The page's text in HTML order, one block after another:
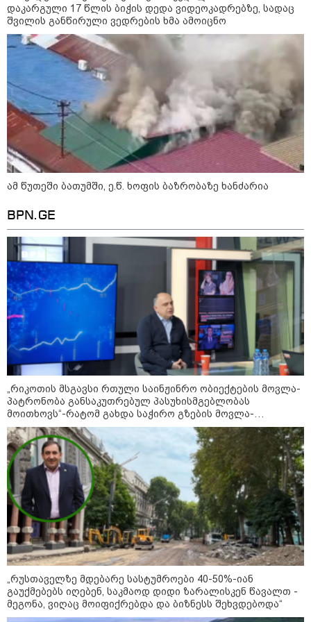
"დადგება დრო და თქვენი
დღევანდელი "პოსტაობა"
საკუთარ თავთან
შეგარცხვენთ... თქვენი
შეცდომა არის დანაშაულის
ტოლფასი" - ეკა კუპატაძე ნანუკა
ჟორჟოლიანს
09:33 / 05-08-2026
"მამის მიერ ცოტნესთვის
დატოვებულ სახლში
თვითნებურად ცხოვრობს
ადამიანი, რომელიც ზვიადის
ანდერძში ერთი სიტყვითაც კი
არ არის მოხსენიებული" - ანა
ჯაბაური
გაატარეს, მათ სიცოცხლე
დავუბრუნეთ" - ქართველი
მეზღვაური წერს, რომ 36
მიგრანტი, მათ შორის, ორსული
გოგონა გადაარჩინა
12:20 / 04-08-2026
"როცა კანონიკიდან
გამომდინარე, მართებულად
მიგვაჩნია, რომ ადამიანის
გასვენება ტაძრიდან არ მოხდეს,
ეს მგლოვიარეს ისეთი
სიყვარულითა უნდა ავუხსნათ,
რომ შფოთვა არ დაიბადოს" -
დედა სიდონია
კატეგორიის ყველა სიახლე
მკითხველის რჩევით
დაკარგული 17 წლის ბიჭის დედა ვიდეოკადრებზე, სადაც
შვილის განწირული ვედრების ხმა ამოიცნო
ამ წუთეში ბათუმში, ე.წ. ხოფის ბაზრობაზე ხანძარია
BPN.GE
„რიკოთის მსგავსი რთული საინჟინრო ობიექტების მოვლა-
პატრონობა განსაკუთრებულ პასუხისმგებლობას
მოითხოვს“-რატომ გახდა საჭირო გზების მოვლა-
პატრონობისთვის სახელმწიფო კომპანიის შექმნა
„რუსთაველზე მდებარე სასტუმროები 40-50%-იან
გაუქმებებს იღებენ, საკმაოდ დიდი ზარალისკენ წავალთ -
მეგონა, ვიღაც მოიფიქრებდა და ბიზნესს შეხვდებოდა“